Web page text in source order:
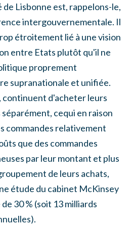
Lisbonne est, rappelons-le,
intergouvernementale. Il
étroitement lié à une vision
entre Etats plutôt qu'il ne
proprement
supranationale et unifiée.
continuent d'acheter leurs
cequi en raison
commandes relativement
que des commandes
par leur montant et plus
de leurs achats,
étude du cabinet McKinsey
30 % (soit 13 milliards